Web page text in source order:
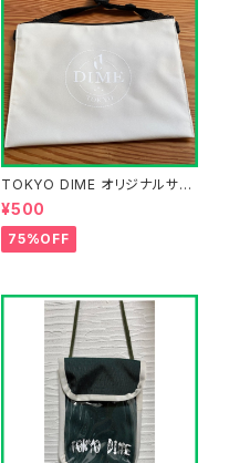
TOKYO DIME オリジナルサコ
ッシュ
¥500
75%OFF